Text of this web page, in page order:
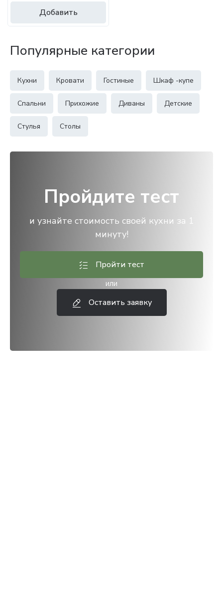
Добавить
Популярные категории
Кухни Кровати Гостиные Шкаф -купе
Спальни Прихожие Диваны Детские
Стулья Столы
Пройдите тест
и узнайте стоимость своей кухни за 1
минуту!
Пройти тест
или
Оставить заявку